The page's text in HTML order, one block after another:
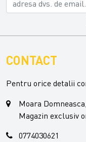
CONTACT
Pentru orice detalii
Moara
Magazin exclusiv
0774030621